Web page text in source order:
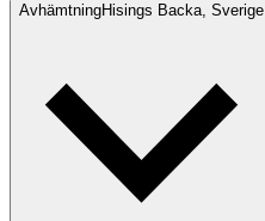
AvhämtningHisings Backa, Sverige